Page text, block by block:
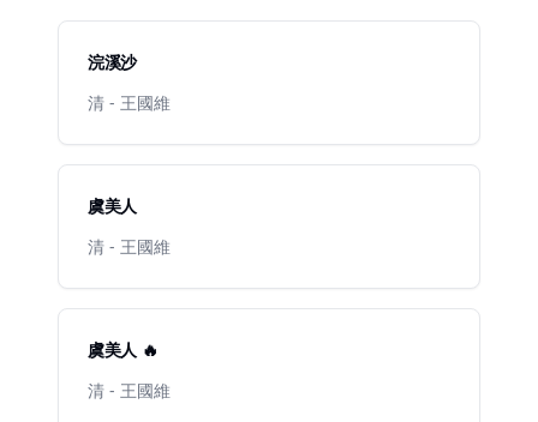
浣溪沙
清 - 王國維
虞美人
清 - 王國維
虞美人 🔥
清 - 王國維